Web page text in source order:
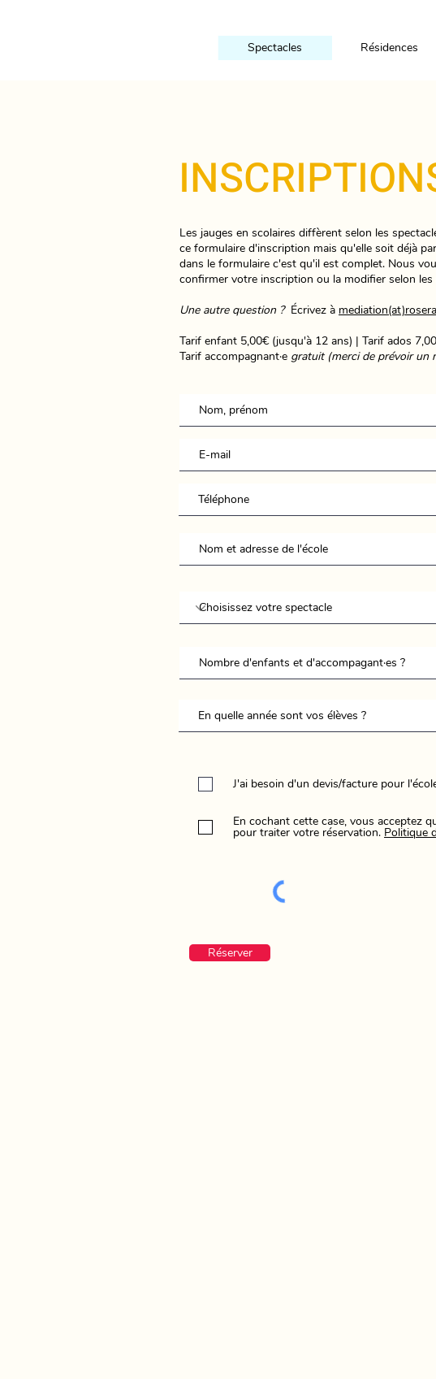
Spectacles
Résidences
Les jauges en scolaires diffèrent selon les
ce formulaire d'inscription mais qu'elle soit déjà
dans le formulaire c'est qu'il est complet. Nous
confirmer votre inscription ou la modifier selon
Une autre question ? Écrivez à
Tarif enfant 5,00€ (jusqu'à 12 ans) | Tarif ados
Tarif accompagnant·e gratuit (merci de prévoir un
J'ai besoin d'un devis/facture pour
En cochant cette case, vous acceptez
pour traiter votre réservation. Politique
Réserver